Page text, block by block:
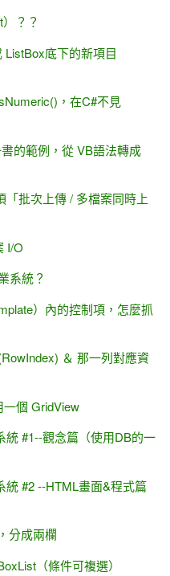
？？
ListBox底下的新項目
，在C#不見
的範例，從 VB語法轉成
「批次上傳 / 多檔案同時上
I/O
系統？
）內的控制項，怎麼抓
＆ 那一列對應資
個 GridView
統 #1--觀念篇（使用DB的一
統 #2 --HTML畫面&程式篇
分成兩欄
（條件可複選）